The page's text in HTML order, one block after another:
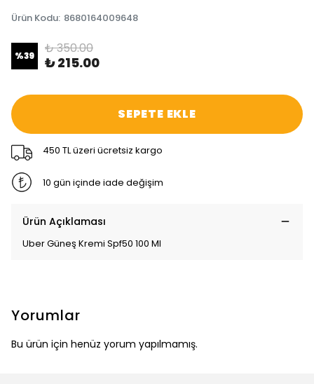
Ürün Kodu: 8680164009648
%39 ₺ 350.00
₺ 215.00
SEPETE EKLE
450 TL üzeri ücretsiz kargo
10 gün içinde iade değişim
Ürün Açıklaması
Uber Güneş Kremi Spf50 100 Ml
Yorumlar
Bu ürün için henüz yorum yapılmamış.